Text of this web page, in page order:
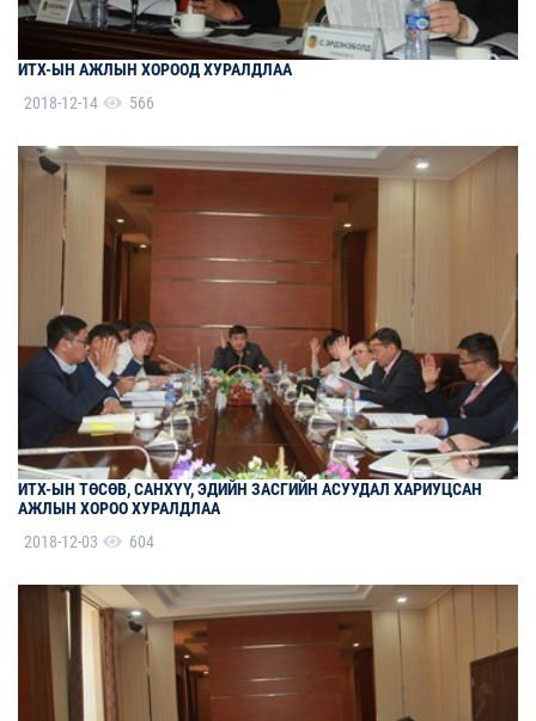
ИТХ-ЫН АЖЛЫН ХОРООД ХУРАЛДЛАА
2018-12-14
566
ИТХ-ЫН ТӨСӨВ, САНХҮҮ, ЭДИЙН ЗАСГИЙН АСУУДАЛ ХАРИУЦСАН
АЖЛЫН ХОРОО ХУРАЛДЛАА
2018-12-03
604